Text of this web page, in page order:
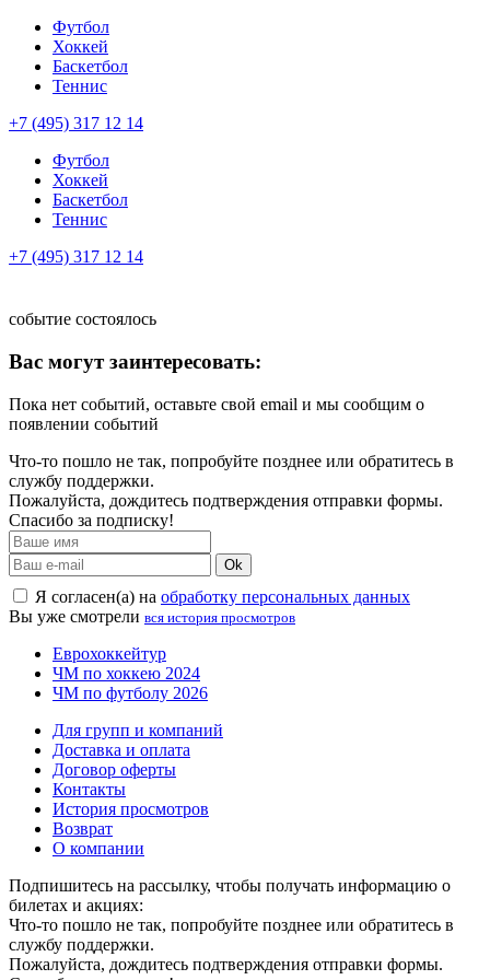
Футбол
Хоккей
Баскетбол
Теннис
+7 (495) 317 12 14
Футбол
Хоккей
Баскетбол
Теннис
+7 (495) 317 12 14
событие состоялось
Вас могут заинтересовать:
Пока нет событий, оставьте свой email и мы сообщим о
появлении событий
Что-то пошло не так, попробуйте позднее или обратитесь в
службу поддержки.
Пожалуйста, дождитесь подтверждения отправки формы.
Спасибо за подписку!
Ok
Я согласен(а) на обработку персональных данных
Вы уже смотрели вся история просмотров
Еврохоккейтур
ЧМ по хоккею 2024
ЧМ по футболу 2026
Для групп и компаний
Доставка и оплата
Договор оферты
Контакты
История просмотров
Возврат
О компании
Подпишитесь на рассылку, чтобы получать информацию о
билетах и акциях:
Что-то пошло не так, попробуйте позднее или обратитесь в
службу поддержки.
Пожалуйста, дождитесь подтверждения отправки формы.